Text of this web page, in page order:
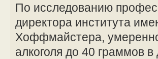
По исследованию
директора института
Хоффмайстера,
алкоголя до 40 граммов